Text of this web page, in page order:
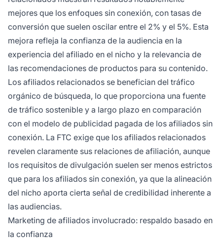
mejores que los enfoques sin conexión, con tasas de
conversión que suelen oscilar entre el 2% y el 5%. Esta
mejora refleja la confianza de la audiencia en la
experiencia del afiliado en el nicho y la relevancia de
las recomendaciones de productos para su contenido.
Los afiliados relacionados se benefician del tráfico
orgánico de búsqueda, lo que proporciona una fuente
de tráfico sostenible y a largo plazo en comparación
con el modelo de publicidad pagada de los afiliados sin
conexión. La FTC exige que los afiliados relacionados
revelen claramente sus relaciones de afiliación, aunque
los requisitos de divulgación suelen ser menos estrictos
que para los afiliados sin conexión, ya que la alineación
del nicho aporta cierta señal de credibilidad inherente a
las audiencias.
Marketing de afiliados involucrado: respaldo basado en
la confianza